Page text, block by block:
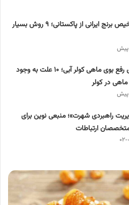
نحوه تشخیص برنج ایرانی از پاکستانی؛ ۹ روش بسیار
روش های رفع بوی ماهی کولر آبی؛ ۱۰ علت به وجود
در کولر
راهبردی شهرت»؛ منبعی نوین برای
ارتباطات